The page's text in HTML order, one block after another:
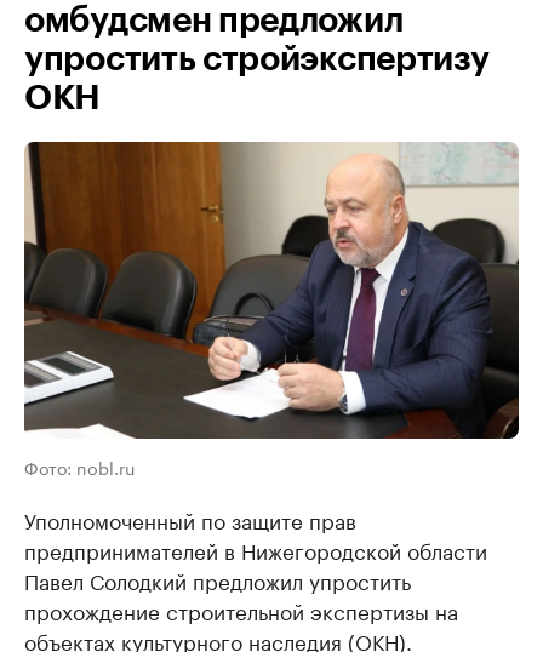
омбудсмен предложил
упростить стройэкспертизу
ОКН
Фото: nobl.ru
Уполномоченный по защите прав
предпринимателей в Нижегородской области
Павел Солодкий предложил упростить
прохождение строительной экспертизы на
объектах культурного наследия (ОКН).